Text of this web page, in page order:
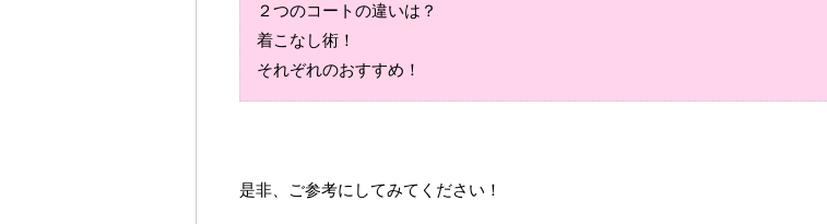
２つのコートの違いは？
着こなし術！
それぞれのおすすめ！
是非、ご参考にしてみてください！